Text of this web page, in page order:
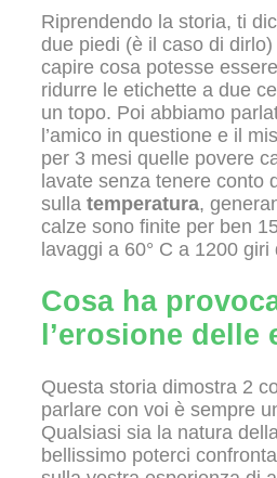
Riprendendo la storia, ti
due piedi (è il caso di
capire cosa potesse
ridurre le etichette a due
un topo. Poi abbiamo
l’amico in questione e il
per 3 mesi quelle povere
lavate senza tenere conto
sulla temperatura,
calze sono finite per ben
lavaggi a 60° C a 1200
Cosa ha
l’erosione delle
Questa storia dimostra 2
parlare con voi è sempre
Qualsiasi sia la natura
bellissimo poterci